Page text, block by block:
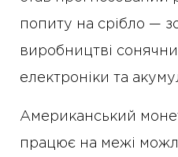
попиту на срібло —
виробництві
електроніки та
Американський
працює на межі